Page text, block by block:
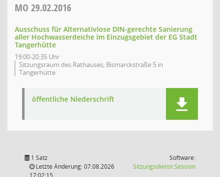
MO 29.02.2016
Ausschuss für Alternativlose DIN-gerechte Sanierung
aller Hochwasserdeiche im Einzugsgebiet der EG Stadt
Tangerhütte
19:00-20:35 Uhr
Sitzungsraum des Rathauses, Bismarckstraße 5 in
Tangerhütte
öffentliche Niederschrift
1 Satz
Letzte Änderung: 07.08.2026
17:02:15
Software:
SitzungsdienstSession(Wird in